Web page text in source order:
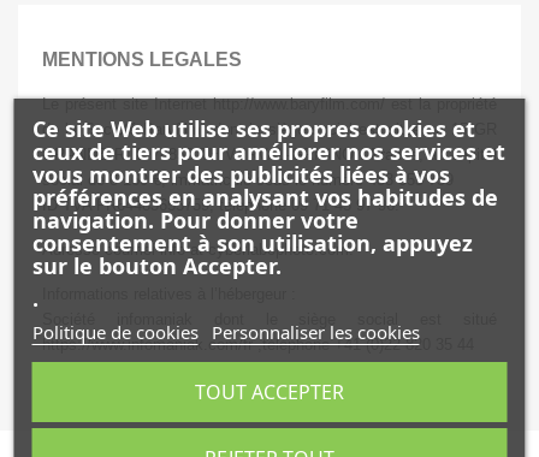
Ce site Web utilise ses propres cookies et
ceux de tiers pour améliorer nos services et
vous montrer des publicités liées à vos
préférences en analysant vos habitudes de
navigation. Pour donner votre
consentement à son utilisation, appuyez
sur le bouton Accepter.
.
Politique de cookies Personnaliser les cookies
TOUT ACCEPTER
MENTIONS LEGALES
Le présent site Internet http://www.baryfilm.com/ est la propriété
de la Société Baryfilm, dont le siège social est situé au 15 GR
GRANDE RUE 78850 THIVERVAL-GRIGNON France, au capital
social de 8 160 €, immatriculé sous le numéro 483 655 759
ID TVA FR64483655759, téléphone 09 71 45 97 96.
Adresse courriel info at cyberlabophoto.com.
https://www.infomaniak.com/fr ,téléphone +41 (0)22 820 35 44